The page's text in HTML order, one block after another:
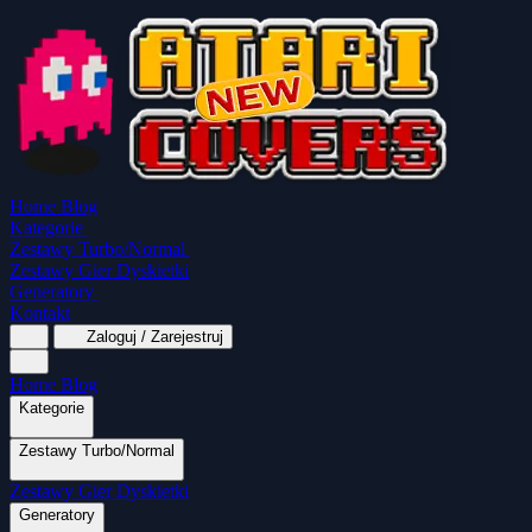
Home Blog
Kategorie
Zestawy Turbo/Normal
Zestawy Gier Dyskietki
Generatory
Kontakt
Zaloguj / Zarejestruj
Home Blog
Kategorie
Wszystkie kategorie
Zestawy Turbo/Normal
MapaSoft Turbo ROM SparkTurbo 2000
Mina Grubcio Normal
Zestawy Gier Dyskietki
Generatory